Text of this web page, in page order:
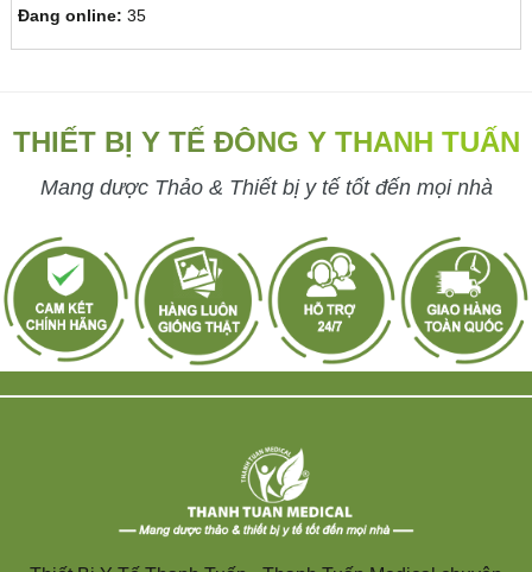
Đang online: 35
THIẾT BỊ Y TẾ ĐÔNG Y THANH TUẤN
Mang dược Thảo & Thiết bị y tế tốt đến mọi nhà